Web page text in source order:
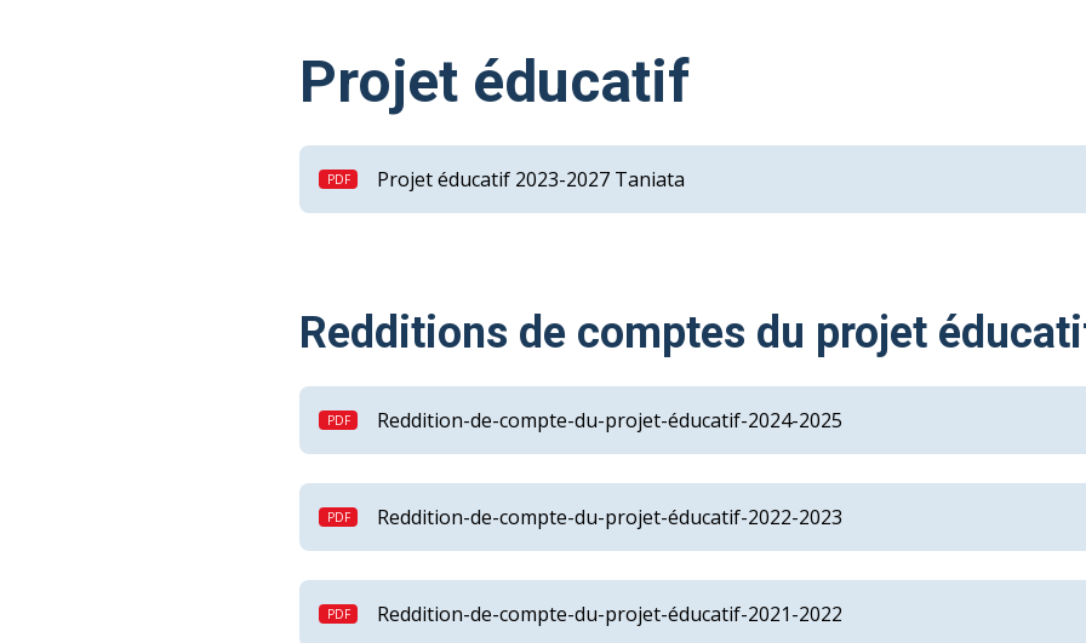
Projet éducatif
Projet éducatif 2023-2027 Taniata
Redditions de comptes du projet
Reddition-de-compte-du-projet-éducatif-2024-2025
Reddition-de-compte-du-projet-éducatif-2022-2023
Reddition-de-compte-du-projet-éducatif-2021-2022